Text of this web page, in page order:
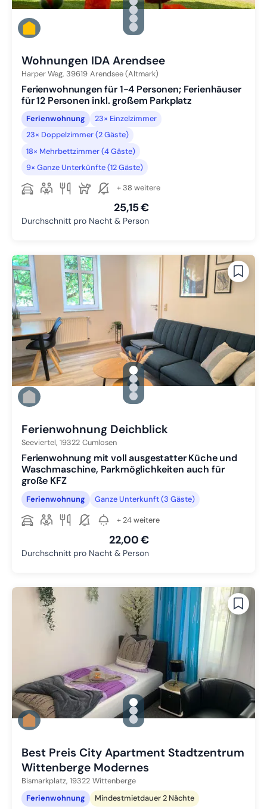
Zu Slide 1 wechseln
Zu Slide 2 wechseln
Zu Slide 3 wechseln
Zu Slide 4 wechseln
Zu Slide 5 wechseln
Wohnungen IDA Arendsee
Harper Weg, 39619 Arendsee (Altmark)
Ferienwohnungen für 1-4 Personen; Ferienhäuser
für 12 Personen inkl. großem Parkplatz
Ferienwohnung
23× Einzelzimmer
23× Doppelzimmer (2 Gäste)
18× Mehrbettzimmer (4 Gäste)
9× Ganze Unterkünfte (12 Gäste)
+ 38 weitere
25,15 €
Durchschnitt pro Nacht & Person
gallery.slide_selector
Zu Slide 1 wechseln
Zu Slide 2 wechseln
Zu Slide 3 wechseln
Zu Slide 4 wechseln
Ferienwohnung Deichblick
Seeviertel, 19322 Cumlosen
Ferienwohnung mit voll ausgestatter Küche und
Waschmaschine, Parkmöglichkeiten auch für
große KFZ
Ferienwohnung Ganze Unterkunft (3 Gäste)
+ 24 weitere
22,00 €
Durchschnitt pro Nacht & Person
gallery.slide_selector
Zu Slide 1 wechseln
Zu Slide 2 wechseln
Zu Slide 3 wechseln
Best Preis City Apartment Stadtzentrum
Wittenberge Modernes
Bismarkplatz, 19322 Wittenberge
Ferienwohnung
Mindestmietdauer 2 Nächte